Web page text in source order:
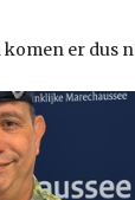
komen er dus